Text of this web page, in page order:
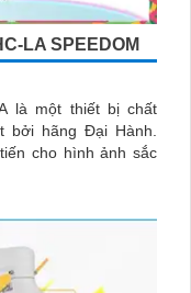
LA SPEEDOM
là một thiết bị chất
bởi hãng Đại Hành.
cho hình ảnh sắc